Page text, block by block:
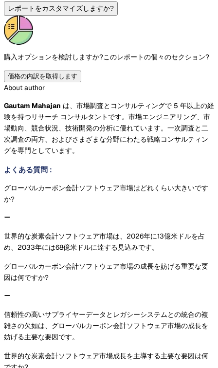
レポートをカスタマイズしますか?
購入オプションを検討しますか?このレポートの個々のセクション?
価格の内訳を取得します
About author
Gautam Mahajan は、市場調査とコンサルティングで 5 年以上の経
験を持つリサーチ コンサルタントです。市場エンジニアリング、市
場動向、競合状況、技術開発の分析に優れています。一次調査と二
次調査の両方、およびさまざまな分野にわたる戦略コンサルティン
グを専門としています。
よくある質問 :
グローバルカーボン会計ソフトウェア市場はどれくらい大きいです
か?
世界的な炭素会計ソフトウェア市場は、2026年に13億米ドルを占
め、2033年には68億米ドルに達する見込みです。
グローバルカーボン会計ソフトウェア市場の成長を妨げる重要な要
因は何ですか?
信頼性の高いサプライヤーデータとレガシーシステムとの統合の複
雑さの欠如は、グローバルカーボン会計ソフトウェア市場の成長を
妨げる主要な要因です。
世界的な炭素会計ソフトウェア市場成長を主導する主要な要因は何